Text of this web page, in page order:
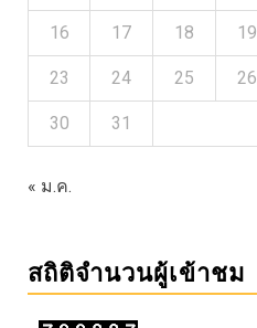
16 17 18 19
23 24 25 26
30 31
« ม.ค.
สถิติจำนวนผู้เข้าชม